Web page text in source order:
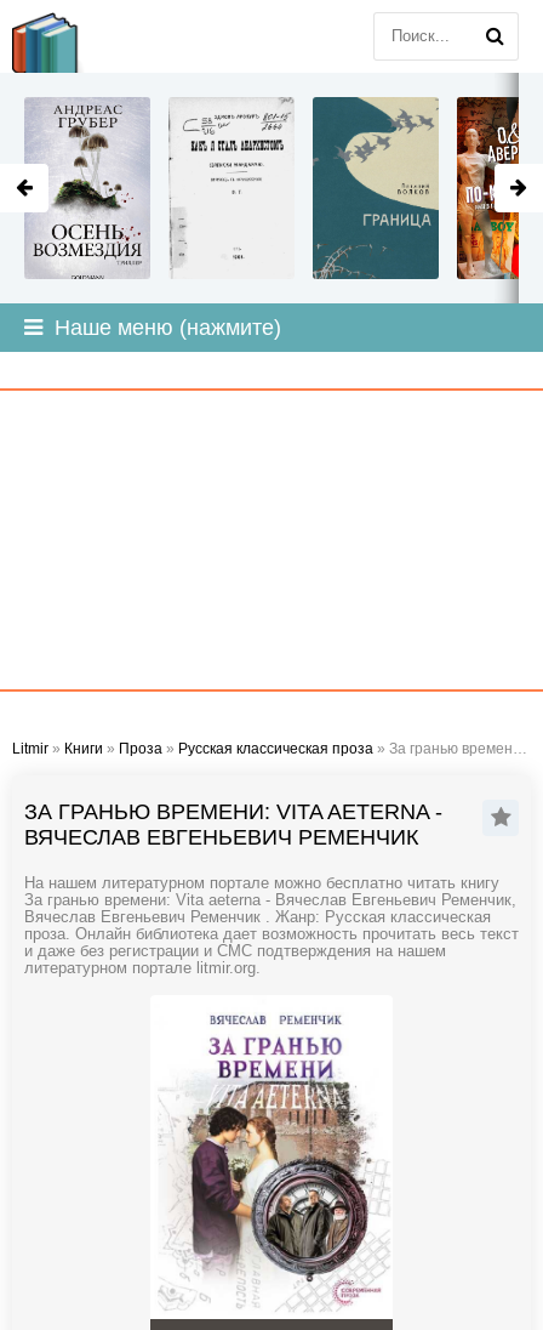
Наше меню (нажмите)
Litmir » Книги » Проза » Русская классическая проза » За гранью времени: Vita aeterna - Вячеслав Евгеньевич Ременчик
ЗА ГРАНЬЮ ВРЕМЕНИ: VITA AETERNA -
ВЯЧЕСЛАВ ЕВГЕНЬЕВИЧ РЕМЕНЧИК
На нашем литературном портале можно бесплатно читать книгу
За гранью времени: Vita aeterna - Вячеслав Евгеньевич Ременчик,
Вячеслав Евгеньевич Ременчик . Жанр: Русская классическая
проза. Онлайн библиотека дает возможность прочитать весь текст
и даже без регистрации и СМС подтверждения на нашем
литературном портале litmir.org.
LITMIR.ORG